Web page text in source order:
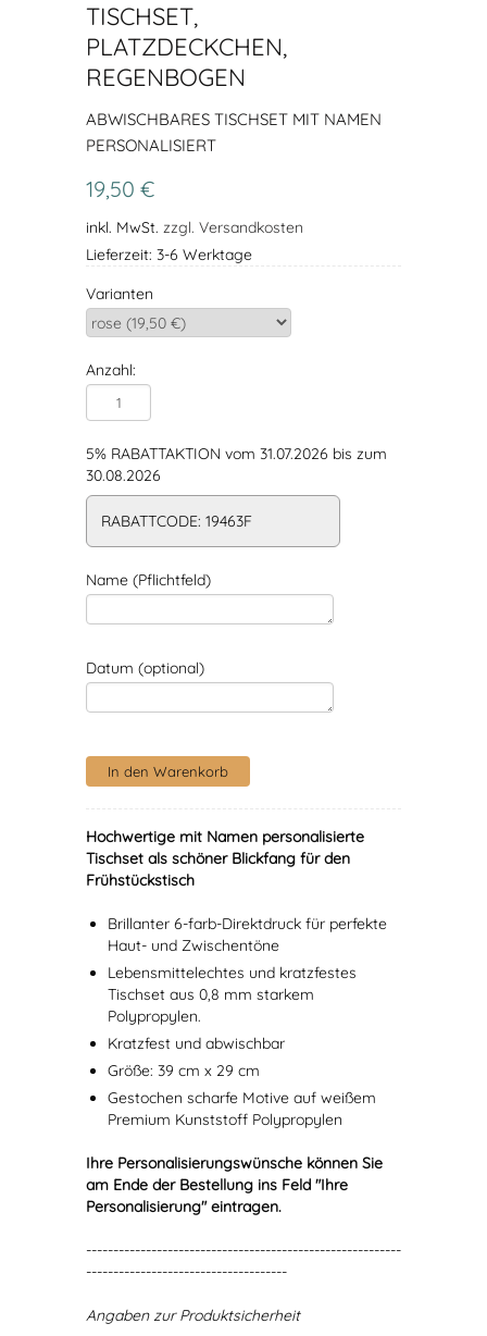
TISCHSET,
PLATZDECKCHEN,
REGENBOGEN
ABWISCHBARES TISCHSET MIT NAMEN
PERSONALISIERT
19,50 €
inkl. MwSt. zzgl. Versandkosten
Lieferzeit: 3-6 Werktage
Varianten
Anzahl:
5% RABATTAKTION vom 31.07.2026 bis zum
30.08.2026
RABATTCODE: 19463F
Name (Pflichtfeld)
Datum (optional)
Hochwertige mit Namen personalisierte
Tischset als schöner Blickfang für den
Frühstückstisch
Brillanter 6-farb-Direktdruck für perfekte
Haut- und Zwischentöne
Lebensmittelechtes und kratzfestes
Tischset aus 0,8 mm starkem
Polypropylen.
Kratzfest und abwischbar
Größe: 39 cm x 29 cm
Gestochen scharfe Motive auf weißem
Premium Kunststoff Polypropylen
Ihre Personalisierungswünsche können Sie
am Ende der Bestellung ins Feld "Ihre
Personalisierung" eintragen.
----------------------------------------------------------
-------------------------------------
Angaben zur Produktsicherheit